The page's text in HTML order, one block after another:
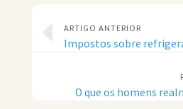
ARTIGO ANTERIOR
Impostos sobre
O que os homens